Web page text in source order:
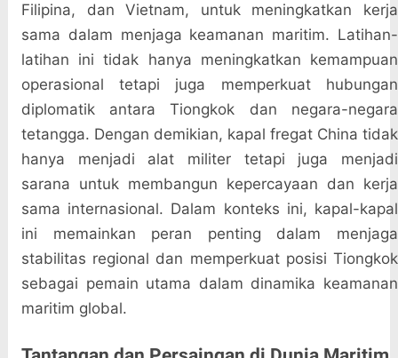
Filipina, dan Vietnam, untuk meningkatkan kerja
sama dalam menjaga keamanan maritim. Latihan-
latihan ini tidak hanya meningkatkan kemampuan
operasional tetapi juga memperkuat hubungan
diplomatik antara Tiongkok dan negara-negara
tetangga. Dengan demikian, kapal fregat China tidak
hanya menjadi alat militer tetapi juga menjadi
sarana untuk membangun kepercayaan dan kerja
sama internasional. Dalam konteks ini, kapal-kapal
ini memainkan peran penting dalam menjaga
stabilitas regional dan memperkuat posisi Tiongkok
sebagai pemain utama dalam dinamika keamanan
maritim global.